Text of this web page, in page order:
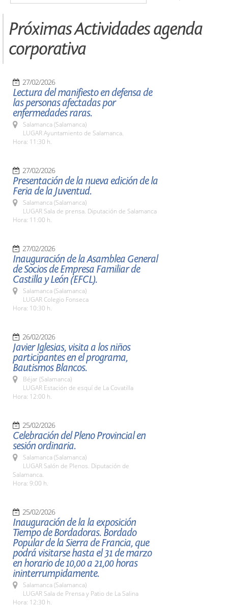
Próximas Actividades agenda
corporativa
27/02/2026
Lectura del manifiesto en defensa de
las personas afectadas por
enfermedades raras.
Salamanca (Salamanca)
LUGAR Ayuntamiento de Salamanca.
Hora: 11:30 h.
27/02/2026
Presentación de la nueva edición de la
Feria de la Juventud.
Salamanca (Salamanca)
LUGAR Sala de prensa. Diputación de Salamanca
Hora: 11:00 h.
27/02/2026
Inauguración de la Asamblea General
de Socios de Empresa Familiar de
Castilla y León (EFCL).
Salamanca (Salamanca)
LUGAR Colegio Fonseca
Hora: 10:30 h.
26/02/2026
Javier Iglesias, visita a los niños
participantes en el programa,
Bautismos Blancos.
Béjar (Salamanca)
LUGAR Estación de esquí de La Covatilla
Hora: 12:00 h.
25/02/2026
Celebración del Pleno Provincial en
sesión ordinaria.
Salamanca (Salamanca)
LUGAR Salón de Plenos. Diputación de
Salamanca.
Hora: 9:00 h.
25/02/2026
Inauguración de la la exposición
Tiempo de Bordadoras. Bordado
Popular de la Sierra de Francia, que
podrá visitarse hasta el 31 de marzo
en horario de 10,00 a 21,00 horas
ininterrumpidamente.
Salamanca (Salamanca)
LUGAR Sala de Prensa y Patio de La Salina
Hora: 12:30 h.